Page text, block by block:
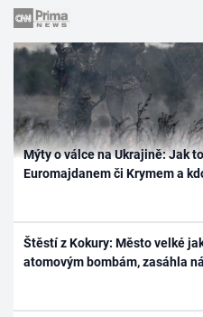
Mýty o válce na Ukrajině: Jak
Euromajdanem či Krymem a
Štěstí z Kokury: Město velké
atomovým bombám, zasáhla